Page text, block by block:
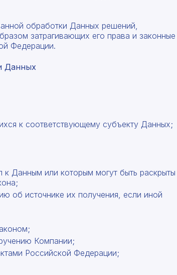
обработки Данных решений,
затрагивающих его права и законные
Федерации.
Данных
к соответствующему субъекту Данных;
Данным или которым могут быть раскрыты
об источнике их получения, если иной
Компании;
Российской Федерации;
данных
данных